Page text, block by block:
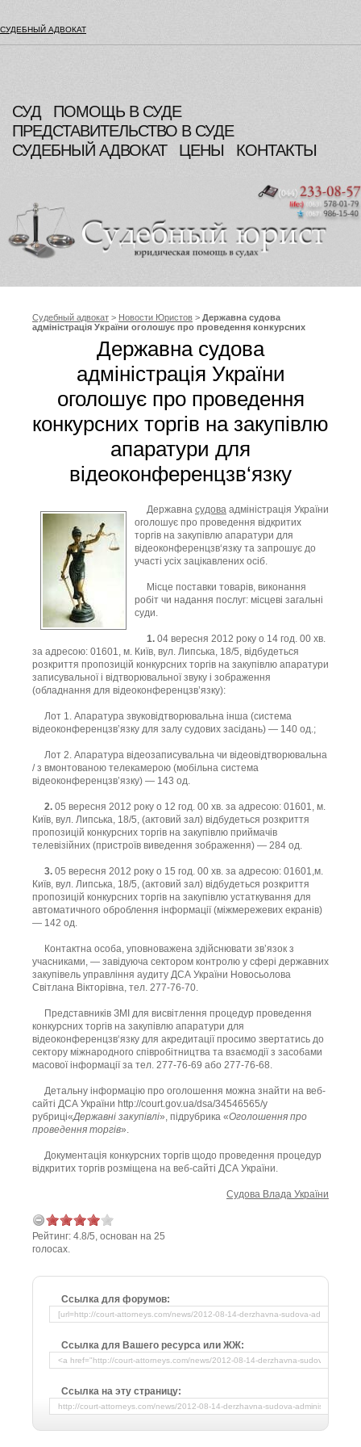
СУДЕБНЫЙ АДВОКАТ
СУД
ПОМОЩЬ В СУДЕ
ПРЕДСТАВИТЕЛЬСТВО В СУДЕ
СУДЕБНЫЙ АДВОКАТ
ЦЕНЫ КОНТАКТЫ
Судебный адвокат > Новости Юристов > Державна судова
адміністрація України оголошує про проведення конкурсних
Державна судова
адміністрація України
оголошує про проведення
конкурсних торгів на закупівлю
апаратури для
відеоконференцзв‘язку
Державна судова адміністрація України
оголошує про проведення відкритих
торгів на закупівлю апаратури для
відеоконференцзв‘язку та запрошує до
участі усіх зацікавлених осіб.
Місце поставки товарів, виконання
робіт чи надання послуг: місцеві загальні
суди.
1. 04 вересня 2012 року о 14 год. 00 хв.
за адресою: 01601, м. Київ, вул. Липська, 18/5, відбудеться
розкриття пропозицій конкурсних торгів на закупівлю апаратури
записувальної і відтворювальної звуку і зображення
(обладнання для відеоконференцзв’язку):
Лот 1. Апаратура звуковідтворювальна інша (система
відеоконференцзв’язку для залу судових засідань) — 140 од.;
Лот 2. Апаратура відеозаписувальна чи відеовідтворювальна
/ з вмонтованою телекамерою (мобільна система
відеоконференцзв’язку) — 143 од.
2. 05 вересня 2012 року о 12 год. 00 хв. за адресою: 01601, м.
Київ, вул. Липська, 18/5, (актовий зал) відбудеться розкриття
пропозицій конкурсних торгів на закупівлю приймачів
телевізійних (пристроїв виведення зображення) — 284 од.
3. 05 вересня 2012 року о 15 год. 00 хв. за адресою: 01601,м.
Київ, вул. Липська, 18/5, (актовий зал) відбудеться розкриття
пропозицій конкурсних торгів на закупівлю устаткування для
автоматичного оброблення інформації (міжмережевих екранів)
— 142 од.
Контактна особа, уповноважена здійснювати зв’язок з
учасниками, — завідуюча сектором контролю у сфері державних
закупівель управління аудиту ДСА України Новосьолова
Світлана Вікторівна, тел. 277-76-70.
Представників ЗМІ для висвітлення процедур проведення
конкурсних торгів на закупівлю апаратури для
відеоконференцзв‘язку для акредитації просимо звертатись до
сектору міжнародного співробітництва та взаємодії з засобами
масової інформації за тел. 277-76-69 або 277-76-68.
Детальну інформацію про оголошення можна знайти на веб-
сайті ДСА України http://court.gov.ua/dsa/34546565/у
рубриці«Державні закупівлі», підрубрика «Оголошення про
проведення торгів».
Документація конкурсних торгів щодо проведення процедур
відкритих торгів розміщена на веб-сайті ДСА України.
Судова Влада України
Рейтинг: 4.8/5, основан на 25
голосах.
Ссылка для форумов:
Ссылка для Вашего ресурса или ЖЖ:
Ссылка на эту страницу: